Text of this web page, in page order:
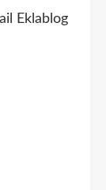
Eklablog